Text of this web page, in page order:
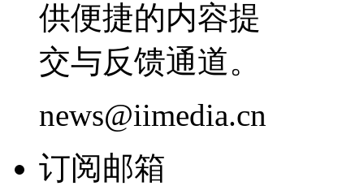
供便捷的内容提
交与反馈通道。
news@iimedia.cn
订阅邮箱